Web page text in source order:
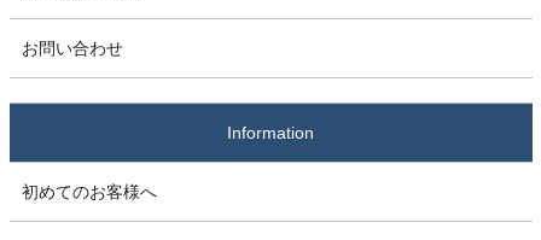
お問い合わせ
Information
初めてのお客様へ